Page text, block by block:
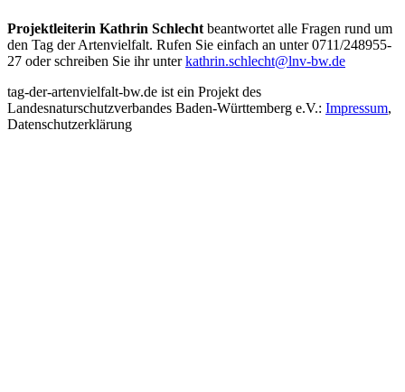
Projektleiterin Kathrin Schlecht beantwortet alle Fragen rund um
den Tag der Artenvielfalt. Rufen Sie einfach an unter 0711/248955-
27 oder schreiben Sie ihr unterkathrin.schlecht@lnv-bw.de
tag-der-artenvielfalt-bw.de ist ein Projekt des
Landesnaturschutzverbandes Baden-Württemberg e.V.: Impressum,
Datenschutzerklärung